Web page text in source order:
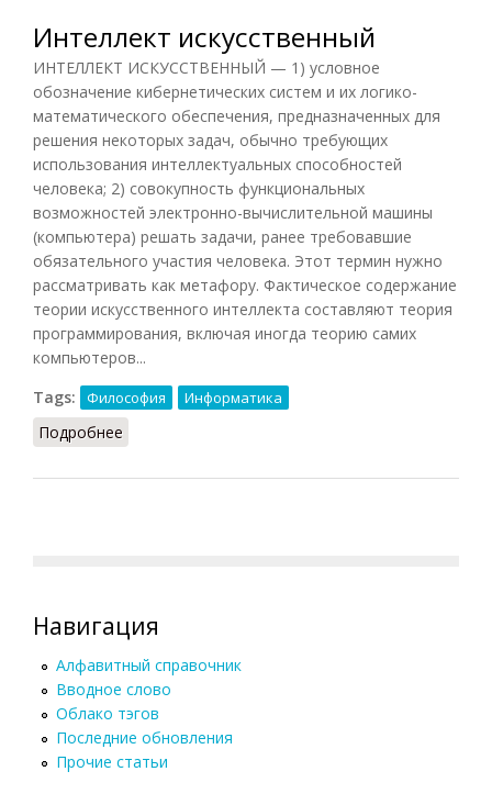
Интеллект искусственный
ИНТЕЛЛЕКТ ИСКУССТВЕННЫЙ — 1) условное
обозначение кибернетических систем и их логико-
математического обеспечения, предназначенных для
решения некоторых задач, обычно требующих
использования интеллектуальных способностей
человека; 2) совокупность функциональных
возможностей электронно-вычислительной машины
(компьютера) решать задачи, ранее требовавшие
обязательного участия человека. Этот термин нужно
рассматривать как метафору. Фактическое содержание
теории искусственного интеллекта составляют теория
программирования, включая иногда теорию самих
компьютеров...
Tags:
Философия Информатика
Подробнее
Навигация
Алфавитный справочник
Вводное слово
Облако тэгов
Последние обновления
Прочие статьи